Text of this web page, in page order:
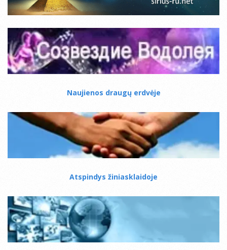
Naujienos draugų erdvėje
Atspindys žiniasklaidoje